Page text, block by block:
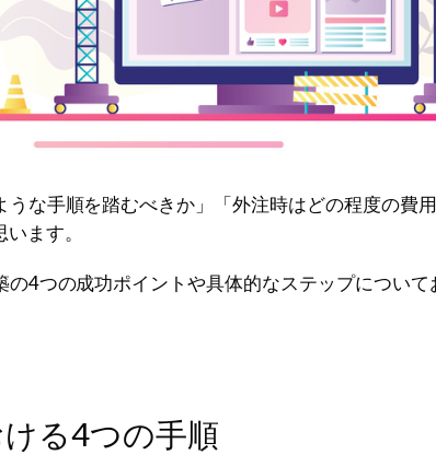
な手順を踏むべきか」「外注時はどの程度の費
ます。
4つの成功ポイントや具体的なステップについ
る4つの手順